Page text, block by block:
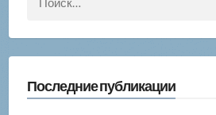
Последние публикации